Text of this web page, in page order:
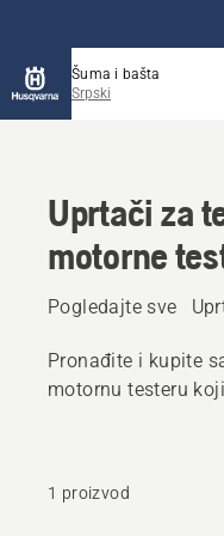
Šuma i bašta
Srpski
Uprtači za
motorne
Pogledajte sve
Pronađite i kupite
motornu testeru
1 proizvod